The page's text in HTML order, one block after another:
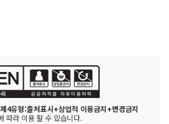
제4유형:출처표시+상업적 이용금지+변경금지
따라 이용 할 수 있습니다.